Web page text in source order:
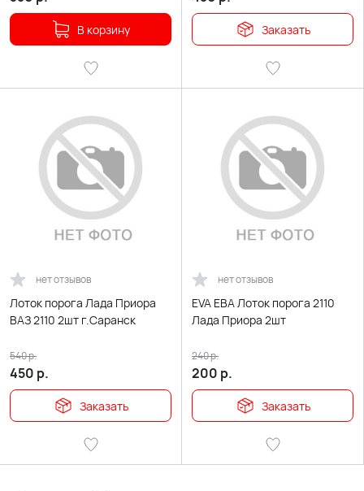
В корзину Заказать
нет отзывов
Лоток порога Лада Приора
ВАЗ 2110 2шт г.Саранск
450 р.
540р.
Заказать
нет отзывов
EVA ЕВА Лоток порога 2110
Лада Приора 2шт
200 р.
240р.
Заказать